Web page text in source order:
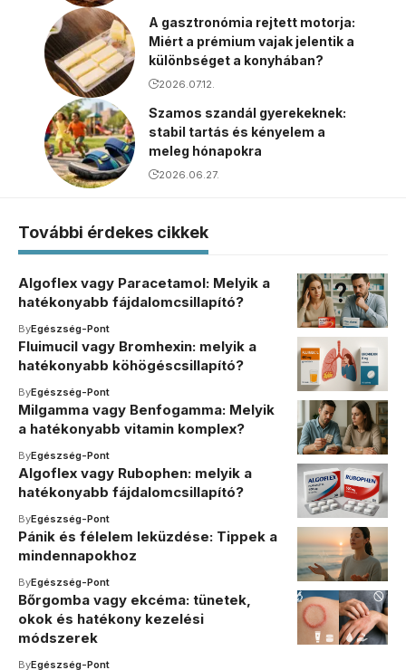
A gasztronómia rejtett motorja:
Miért a prémium vajak jelentik a
különbséget a konyhában?
2026.07.12.
Szamos szandál gyerekeknek:
stabil tartás és kényelem a
meleg hónapokra
2026.06.27.
További érdekes cikkek
Algoflex vagy Paracetamol: Melyik a
hatékonyabb fájdalomcsillapító?
ByEgészség-Pont
Fluimucil vagy Bromhexin: melyik a
hatékonyabb köhögéscsillapító?
ByEgészség-Pont
Milgamma vagy Benfogamma: Melyik
a hatékonyabb vitamin komplex?
ByEgészség-Pont
Algoflex vagy Rubophen: melyik a
hatékonyabb fájdalomcsillapító?
ByEgészség-Pont
Pánik és félelem leküzdése: Tippek a
mindennapokhoz
ByEgészség-Pont
Bőrgomba vagy ekcéma: tünetek,
okok és hatékony kezelési
módszerek
ByEgészség-Pont